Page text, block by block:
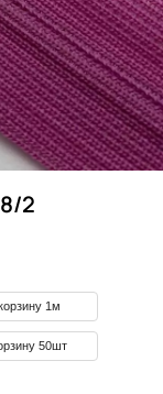
2
1м
50шт